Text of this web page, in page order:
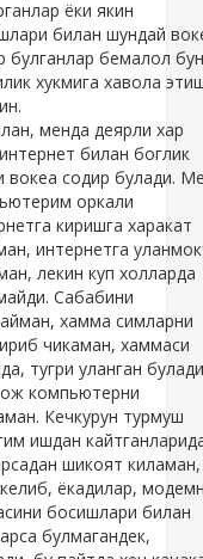
ёки якин
билан шундай
булганлар бемалол
хукмига хавола
менда деярли хар
билан боглик
вокеа содир булади.
оркали
киришга харакат
интернетга
лекин куп холларда
Сабабини
хамма симларни
чикаман, хаммаси
тугри уланган
компьютерни
Кечкурун турмуш
ишдан
шикоят киламан,
ёкадилар,
босишлари билан
булмагандек,